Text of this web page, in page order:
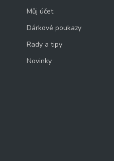
Můj účet
Dárkové poukazy
Rady a tipy
Novinky